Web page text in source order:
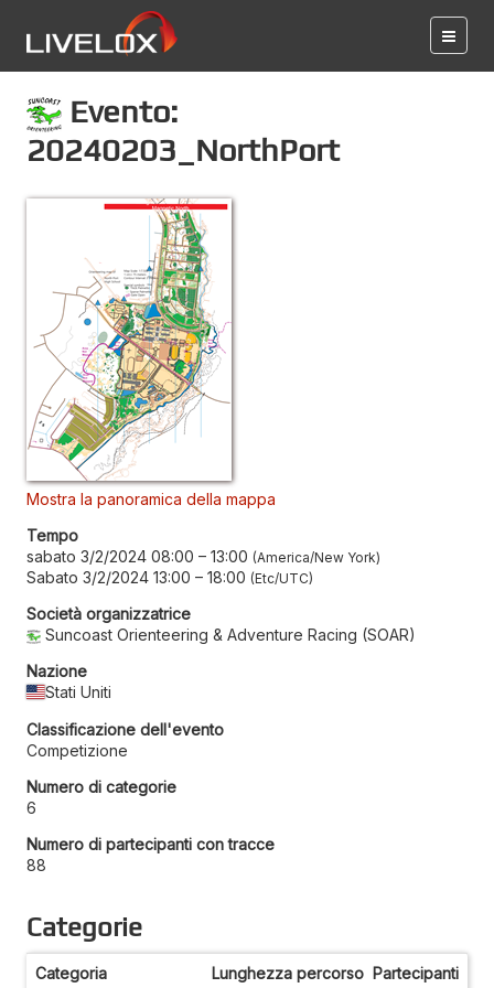
Evento:
20240203_NorthPort
Mostra la panoramica della mappa
Tempo
sabato 3/2/2024 08:00 – 13:00 America/New York
Sabato 3/2/2024 13:00 – 18:00 Etc/UTC
Società organizzatrice
Suncoast Orienteering & Adventure Racing (SOAR)
Nazione
Stati Uniti
Classificazione dell'evento
Competizione
Numero di categorie
6
Numero di partecipanti con tracce
88
Categorie
Categoria Lunghezza percorso Partecipanti